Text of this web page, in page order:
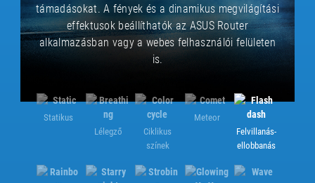
támadásokat. A fények és a dinamikus megvilágítási
effektusok beállíthatók az ASUS Router
alkalmazásban vagy a webes felhasználói felületen
is.
Statikus
Lélegző
Ciklikus
színek
Meteor
Felvillanás-
ellobbanás